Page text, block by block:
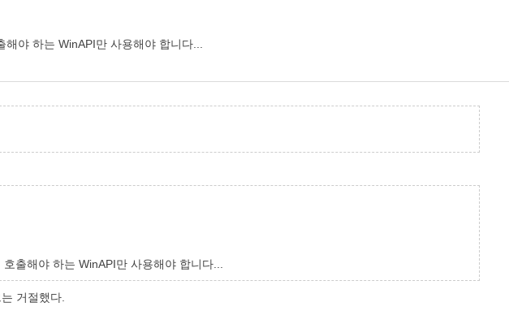
야 하는 WinAPI만 사용해야 합니다...
출해야 하는 WinAPI만 사용해야 합니다...
거절했다.